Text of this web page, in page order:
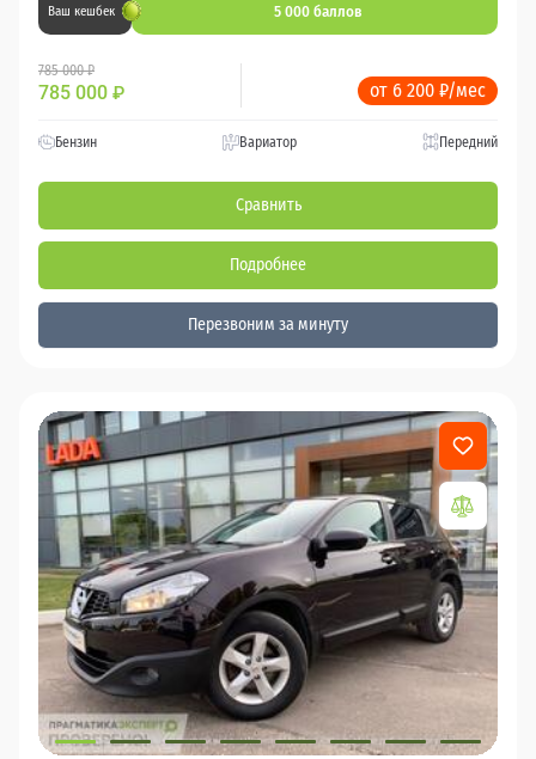
Ваш кешбек 5 000 баллов
785 000 ₽
785 000 ₽ от 6 200 ₽/мес
Бензин Вариатор Передний
Сравнить
Подробнее
Перезвоним за минуту